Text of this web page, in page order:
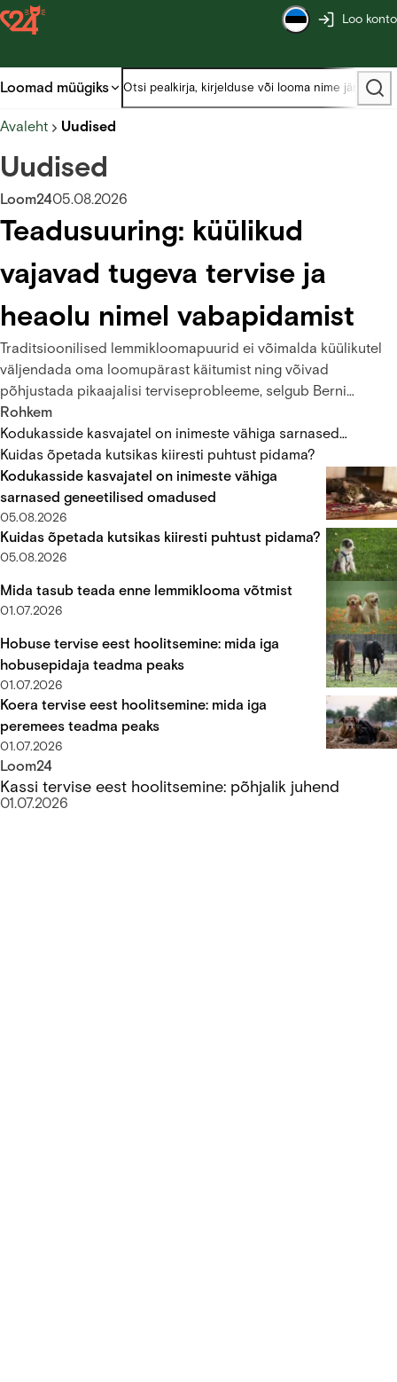
Loo konto
Loomad müügiks
Avaleht Uudised
Uudised
Loom2405.08.2026
Teadusuuring: küülikud
vajavad tugeva tervise ja
heaolu nimel vabapidamist
Traditsioonilised lemmikloomapuurid ei võimalda küülikutel
väljendada oma loomupärast käitumist ning võivad
põhjustada pikaajalisi terviseprobleeme, selgub Berni
Ülikooli veterinaararstide ja loomakäitumise teadlaste
läbiviidud teadusuuringust. Teadustöö, milles uuriti elupaiga
mõõtmete mõju küülikute füüsilisele ja vaimsele heaolule,
rõhutab vajadust tagada lemmikloomadele avatum ning
piiranguteta elukeskkond.
Rohkem
Kodukasside kasvajatel on inimeste vähiga sarnased
geneetilised omadused
Kuidas õpetada kutsikas kiiresti puhtust pidama?
Kodukasside kasvajatel on inimeste vähiga
sarnased geneetilised omadused
05.08.2026
Kuidas õpetada kutsikas kiiresti puhtust pidama?
05.08.2026
Mida tasub teada enne lemmiklooma võtmist
01.07.2026
Hobuse tervise eest hoolitsemine: mida iga
hobusepidaja teadma peaks
01.07.2026
Koera tervise eest hoolitsemine: mida iga
peremees teadma peaks
01.07.2026
Kassi tervise eest hoolitsemine: põhjalik juhend
Loom24
Kassi tervise eest hoolitsemine: põhjalik juhend
01.07.2026